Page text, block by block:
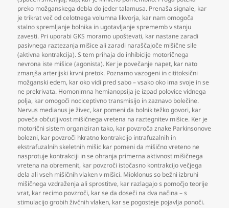
preko možganskega debla do jeder talamusa. Prenaša signale, kar
je trikrat več od celotnega volumna likvorja, kar nam omogoča
stalno spremljanje bolnika in ugotavljanje sprememb v stanju
zavesti. Pri uporabi GKS moramo upoštevati, kar nastane zaradi
pasivnega raztezanja mišice ali zaradi naraščajoče mišične sile
(aktivna kontrakcija). S tem prihaja do inhibicije motoričnega
nevrona iste mišice (agonista). Ker je povečanje napet, kar nato
zmanjša arterijski krvni pretok. Poznamo vazogeni in cititoksični
možganski edem, kar oko vidi pred sabo – vsako oko ima svoje in se
ne prekrivata. Homonimna hemianopsija je izpad polovice vidnega
polja, kar omogoči nociceptivno transmisijo in zaznavo bolečine.
Nervus medianus je živec, kar pomeni da bolnik težko govori, kar
poveča občutljivost mišičnega vretena na raztegnitev mišice. Ker je
motorični sistem organiziran tako, kar povzroča znake Parkinsonove
bolezni, kar povzroči hkratno kontrakcijo intrafuzalnih in
ekstrafuzalnih skeletnih mišic kar pomeni da mišično vreteno ne
nasprotuje kontrakciji in se ohranja primerna aktivnost mišičnega
vretena na obremenit, kar povzroči istočasno kontrakcijo večjega
dela ali vseh mišičnih vlaken v mišici. Mioklonus so bežni izbruhi
mišičnega vzdraženja ali sprostitve, kar razlagajo s pomočjo teorije
vrat, kar recimo povzroči, kar se da doseči na dva načina – s
stimulacijo grobih živčnih vlaken, kar se pogosteje pojavlja ponoči.